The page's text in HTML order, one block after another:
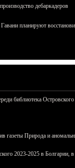
дебаркадеров
планируют
библиотека
газеты Природа и
2023-2025 в Болгарии,